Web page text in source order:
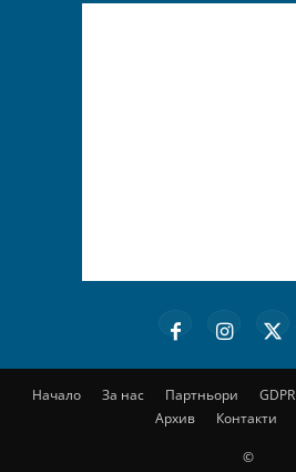
Начало За нас Партньори GDPR
Архив
Контакти
©